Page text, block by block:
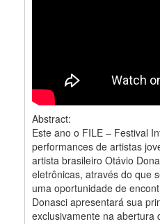
Abstract:
Este ano o FILE – Festival
performances de artistas
artista brasileiro Otávio
eletrônicas, através do que
uma oportunidade de
Donasci apresentará sua
exclusivamente na abertura